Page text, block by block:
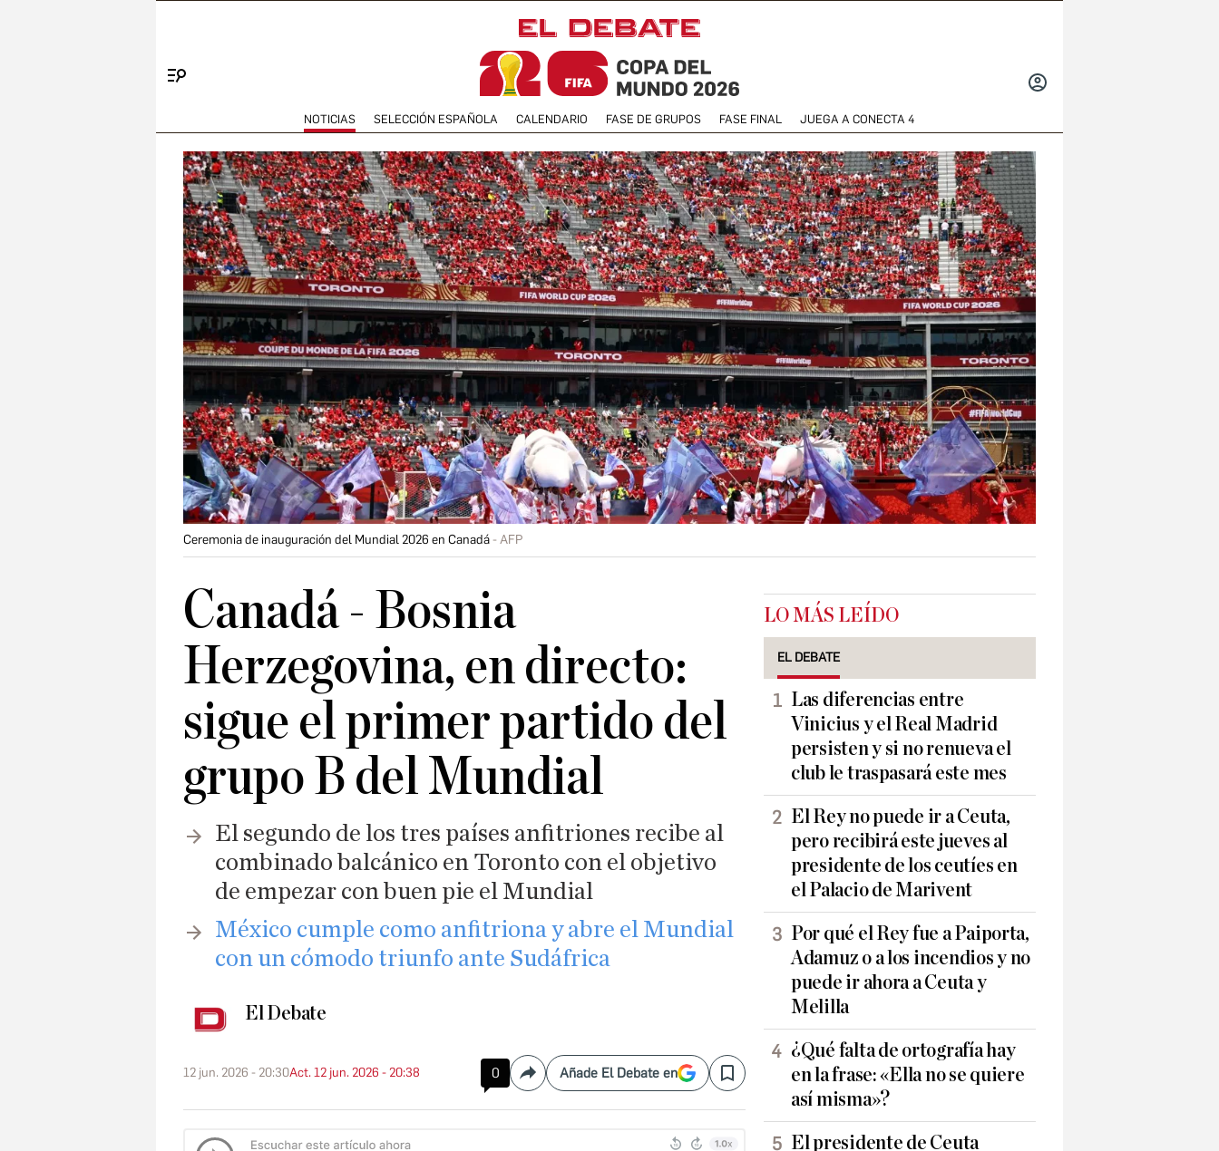
NOTICIAS SELECCIÓN ESPAÑOLA CALENDARIO FASE DE GRUPOS FASE FINAL JUEGA A CONECTA 4
Ceremonia de inauguración del Mundial 2026 en Canadá AFP
Canadá - Bosnia
Herzegovina, en directo:
sigue el primer partido del
grupo B del Mundial
El segundo de los tres países anfitriones recibe al
combinado balcánico en Toronto con el objetivo
de empezar con buen pie el Mundial
México cumple como anfitriona y abre el Mundial
con un cómodo triunfo ante Sudáfrica
El Debate
12 jun. 2026 - 20:30Act. 12 jun. 2026 - 20:38 0 CompartirAñade El Debate en Save
LO MÁS LEÍDO
EL DEBATE
Las diferencias entre
Vinicius y el Real Madrid
persisten y si no renueva el
club le traspasará este mes
El Rey no puede ir a Ceuta,
pero recibirá este jueves al
presidente de los ceutíes en
el Palacio de Marivent
Por qué el Rey fue a Paiporta,
Adamuz o a los incendios y no
puede ir ahora a Ceuta y
Melilla
¿Qué falta de ortografía hay
en la frase: «Ella no se quiere
así misma»?
El presidente de Ceuta